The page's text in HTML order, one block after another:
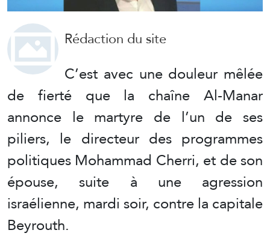
Rédaction du site
C’est avec une douleur mêlée
de fierté que la chaîne Al-Manar
annonce le martyre de l’un de ses
piliers, le directeur des programmes
politiques Mohammad Cherri, et de son
épouse, suite à une agression
israélienne, mardi soir, contre la capitale
Beyrouth.